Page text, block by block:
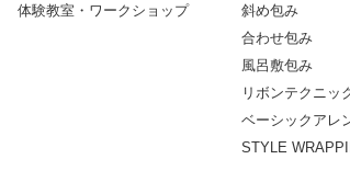
体験教室・ワークショップ
斜め包み
合わせ包み
風呂敷包み
リボンテクニッ
ベーシックアレ
STYLE